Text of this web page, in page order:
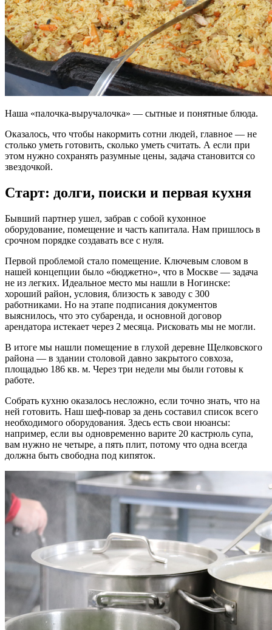
Наша «палочка-выручалочка» — сытные и понятные блюда.
Оказалось, что чтобы накормить сотни людей, главное — не
столько уметь готовить, сколько уметь считать. А если при
этом нужно сохранять разумные цены, задача становится со
звездочкой.
Старт: долги, поиски и первая кухня
Бывший партнер ушел, забрав с собой кухонное
оборудование, помещение и часть капитала. Нам пришлось в
срочном порядке создавать все с нуля.
Первой проблемой стало помещение. Ключевым словом в
нашей концепции было «бюджетно», что в Москве — задача
не из легких. Идеальное место мы нашли в Ногинске:
хороший район, условия, близость к заводу с 300
работниками. Но на этапе подписания документов
выяснилось, что это субаренда, и основной договор
арендатора истекает через 2 месяца. Рисковать мы не могли.
В итоге мы нашли помещение в глухой деревне Щелковского
района — в здании столовой давно закрытого совхоза,
площадью 186 кв. м. Через три недели мы были готовы к
работе.
Собрать кухню оказалось несложно, если точно знать, что на
ней готовить. Наш шеф-повар за день составил список всего
необходимого оборудования. Здесь есть свои нюансы:
например, если вы одновременно варите 20 кастрюль супа,
вам нужно не четыре, а пять плит, потому что одна всегда
должна быть свободна под кипяток.